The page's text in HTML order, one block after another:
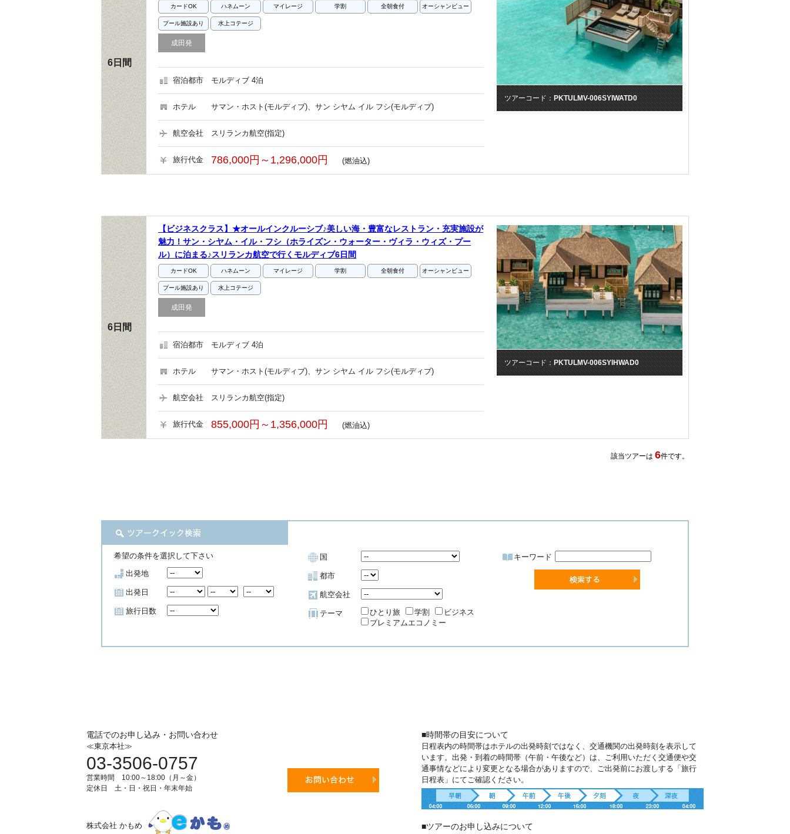
6日間
カードOK ハネムーン マイレージ 学割 全朝食付 オーシャンビュー
プール施設あり 水上コテージ
成田発
宿泊都市 モルディブ 4泊
ホテル サマン・ホスト(モルディブ)、サン シヤム イル フシ(モルディブ)
航空会社 スリランカ航空(指定)
旅行代金 786,000円～1,296,000円 (燃油込)
ツアーコード：PKTULMV-006SYIWATD0
6日間
【ビジネスクラス】★オールインクルーシブ♪美しい海・豊富なレストラン・充実施設が
魅力！サン・シヤム・イル・フシ（ホライズン・ウォーター・ヴィラ・ウィズ・プー
ル）に泊まる♪スリランカ航空で行くモルディブ6日間
カードOK ハネムーン マイレージ 学割 全朝食付 オーシャンビュー
プール施設あり 水上コテージ
成田発
宿泊都市 モルディブ 4泊
ホテル サマン・ホスト(モルディブ)、サン シヤム イル フシ(モルディブ)
航空会社 スリランカ航空(指定)
旅行代金 855,000円～1,356,000円 (燃油込)
ツアーコード：PKTULMV-006SYIHWAD0
該当ツアーは 6件です。
希望の条件を選択して下さい
出発地
出発日
旅行日数
国
都市
航空会社
テーマ ひとり旅 学割
ビジネス
プレミアムエコノミー
キーワード
電話でのお申し込み・お問い合わせ
≪東京本社≫
03-3506-0757
営業時間 10:00～18:00（月～金）
定休日 土・日・祝日・年末年始
株式会社 かもめ
■時間帯の目安について
日程表内の時間帯はホテルの出発時刻ではなく、交通機関の出発時刻を表示して
います。出発・到着の時間帯（午前・午後など）は、ご利用いただく交通便や交
通事情などにより変更となる場合がありますので、ご出発前にお渡しする「旅行
日程表」にてご確認ください。
■ツアーのお申し込みについて